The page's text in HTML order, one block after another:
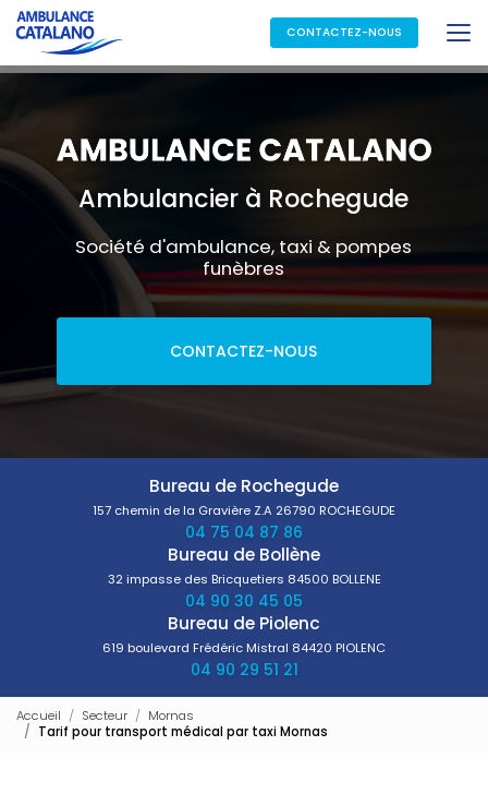
Aller
au
contenu
principal
CONTACTEZ-NOUS
Ambulancier à Rochegude
Société d'ambulance, taxi & pompes
funèbres
CONTACTEZ-NOUS
Bureau de Rochegude
157 chemin de la Gravière Z.A 26790 ROCHEGUDE
04 75 04 87 86
Bureau de Bollène
32 impasse des Bricquetiers 84500 BOLLENE
04 90 30 45 05
Bureau de Piolenc
619 boulevard Frédéric Mistral 84420 PIOLENC
04 90 29 51 21
Accueil Secteur
Mornas
Tarif pour transport médical par taxi Mornas